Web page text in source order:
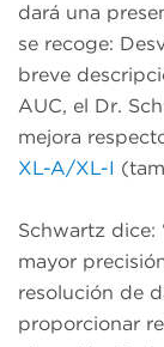
dará una
se recoge:
breve
AUC, el Dr.
mejora
XL-A/XL-I
Schwartz dice:
mayor
resolución de
proporcionar